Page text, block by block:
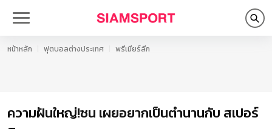
หน้าหลัก ฟุตบอลต่างประเทศ พรีเมียร์ลีก
ความฝันใหญ่!ซน เผยอยากเป็นตำนานกับ สเปอร์